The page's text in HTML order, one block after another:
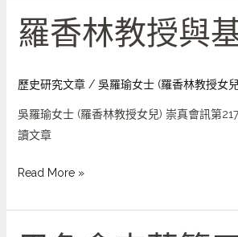
羅香林教授與
歷史研究文章/ 吳羅瑜女士 (羅香林教授女
吳羅瑜女士 (羅香林教授女兒) 崇真會訊第
讀文章
羅
香
教
與
督
Read More »